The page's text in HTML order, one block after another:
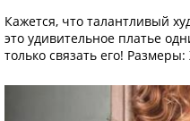
Кажется, что талантливый
это удивительное платье
только связать его! Размеры: